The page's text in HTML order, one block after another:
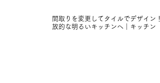
間取りを変更してタイルでデザイン
放的な明るいキッチンへ｜キッチン